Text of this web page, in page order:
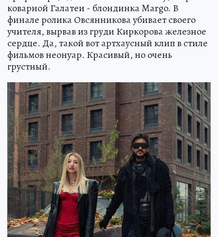
коварной Галатеи - блондинка Margo. В
финале ролика Овсянникова убивает своего
учителя, вырвав из груди Киркорова железное
сердце. Да, такой вот артхаусный клип в стиле
фильмов неонуар. Красивый, но очень
грустный.